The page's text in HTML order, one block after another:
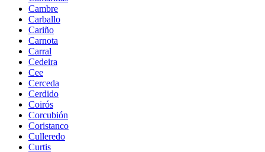
Cambre
Carballo
Cariño
Carnota
Carral
Cedeira
Cee
Cerceda
Cerdido
Coirós
Corcubión
Coristanco
Culleredo
Curtis